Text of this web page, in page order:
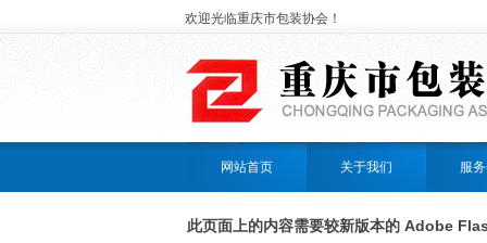
欢迎光临重庆市包装协会！
网站首页 关于我们 服
此页面上的内容需要较新版本的 Adobe